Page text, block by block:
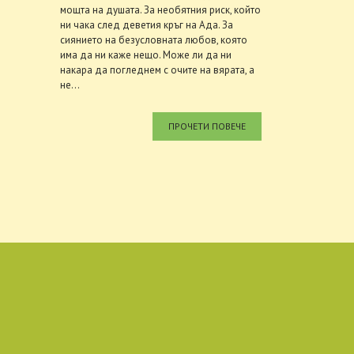
мощта на душата. За необятния риск, който
ни чакa след деветия кръг на Ада. За
сиянието на безусловната любов, която
има да ни каже нещо. Може ли да ни
накара да погледнем с очите на вярата, а
не...
ПРОЧЕТИ ПОВЕЧЕ